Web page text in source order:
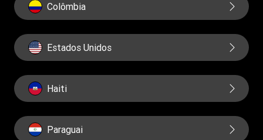
Colômbia
Estados Unidos
Haiti
Paraguai